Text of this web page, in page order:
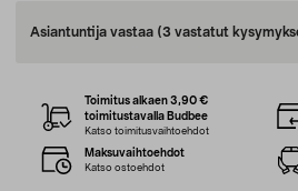
Asiantuntija vastaa (3 vastatut
Toimitus alkaen 3,90 €
toimitustavalla Budbee
Katso toimitusvaihtoehdot
Maksuvaihtoehdot
Katso ostoehdot